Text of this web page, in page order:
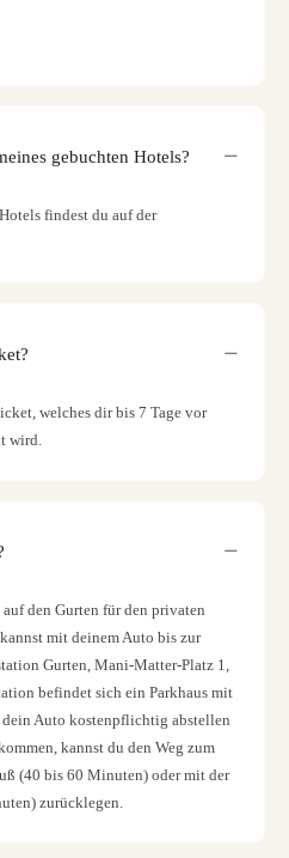
gebuchten Hotels?
findest du auf der
welches dir bis 7 Tage vor
wird.
den Gurten für den privaten
mit deinem Auto bis zur
Gurten, Mani-Matter-Platz 1,
befindet sich ein Parkhaus mit
Auto kostenpflichtig abstellen
kannst du den Weg zum
(40 bis 60 Minuten) oder mit der
zurücklegen.